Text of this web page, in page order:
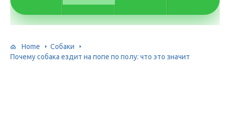
Home
Собаки
Почему собака ездит на попе по полу: что это значит